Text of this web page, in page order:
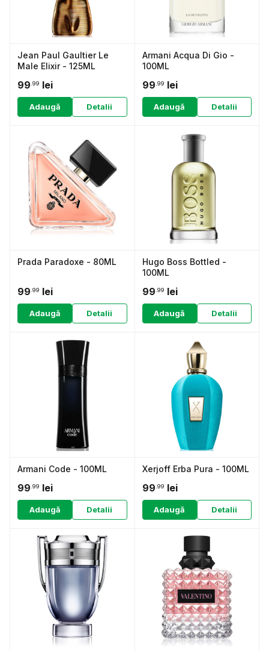
Jean Paul Gaultier Le
Male Elixir - 125ML
99 .99 lei
Adaugă Detalii
Armani Acqua Di Gio -
100ML
99 .99 lei
Adaugă Detalii
Prada Paradoxe - 80ML
99 .99 lei
Adaugă Detalii
Hugo Boss Bottled -
100ML
99 .99 lei
Adaugă Detalii
Armani Code - 100ML
99 .99 lei
Adaugă Detalii
Xerjoff Erba Pura - 100ML
99 .99 lei
Adaugă Detalii